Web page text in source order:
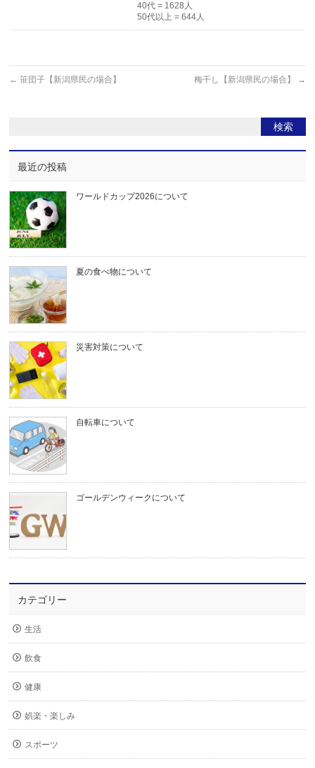
40代 = 1628人
50代以上 = 644人
← 笹団子【新潟県民の場合】 梅干し【新潟県民の場合】 →
最近の投稿
ワールドカップ2026について
夏の食べ物について
災害対策について
自転車について
ゴールデンウィークについて
カテゴリー
生活
飲食
健康
娯楽・楽しみ
スポーツ